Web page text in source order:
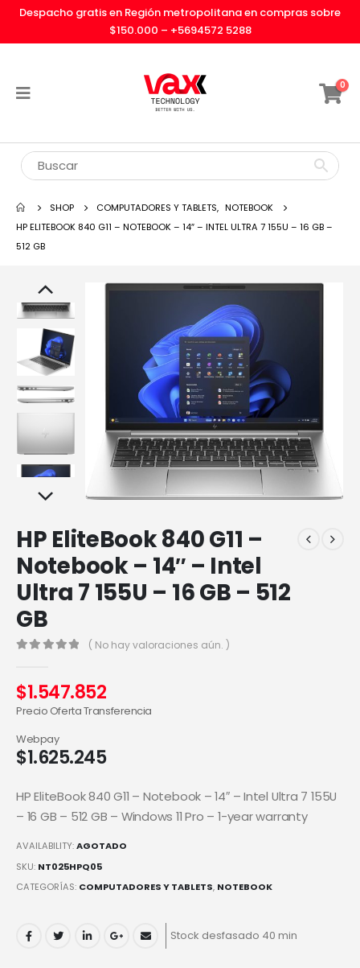
Despacho gratis en Región metropolitana en compras sobre
$150.000 – +5694572 5288
0
SHOP COMPUTADORES Y TABLETS, NOTEBOOK
HP ELITEBOOK 840 G11 – NOTEBOOK – 14″ – INTEL ULTRA 7 155U – 16 GB –
512 GB
HP EliteBook 840 G11 –
Notebook – 14″ – Intel
Ultra 7 155U – 16 GB – 512
GB
( No hay valoraciones aún. )
$1.547.852
Precio Oferta Transferencia
$1.625.245
Webpay
HP EliteBook 840 G11 – Notebook – 14″ – Intel Ultra 7 155U
– 16 GB – 512 GB – Windows 11 Pro – 1-year warranty
AVAILABILITY:AGOTADO
SKU: NT025HPQ05
CATEGORÍAS: COMPUTADORES Y TABLETS, NOTEBOOK
Stock desfasado 40 min